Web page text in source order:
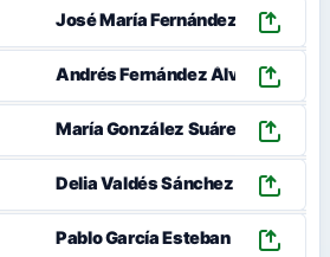
José María Fernández Alvarez
Andrés Fernández Álvarez
María González Suárez
Delia Valdés Sánchez
Pablo García Esteban